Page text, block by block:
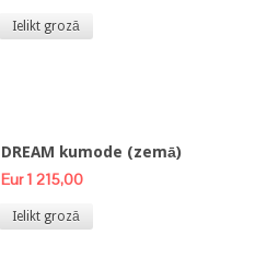
Ielikt grozā
DREAM kumode (zemā)
Eur 1 215,00
Ielikt grozā